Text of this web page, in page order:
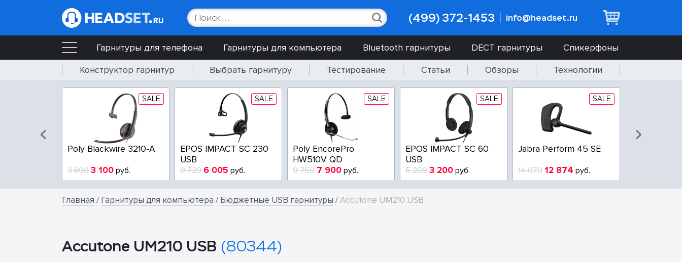
(499) 372-1453 info@headset.ru
Гарнитуры для телефона Гарнитуры для компьютера Bluetooth гарнитуры DECT гарнитуры
Спикерфоны
Конструктор гарнитур
Выбрать гарнитуру Тестирование Статьи Обзоры Технологии
SALE
Poly Blackwire 3210-A
3 800 3 100 руб.
SALE
EPOS IMPACT SC 230
USB
9 729 6 005 руб.
SALE
Poly EncorePro
HW510V QD
9 750 7 900 руб.
SALE
EPOS IMPACT SC 60
USB
5 200 3 200 руб.
SALE
Jabra Perform 45 SE
14 070 12 874 руб.
Главная / Гарнитуры для компьютера / Бюджетные USB гарнитуры /Accutone UM210 USB
Accutone UM210 USB (80344)